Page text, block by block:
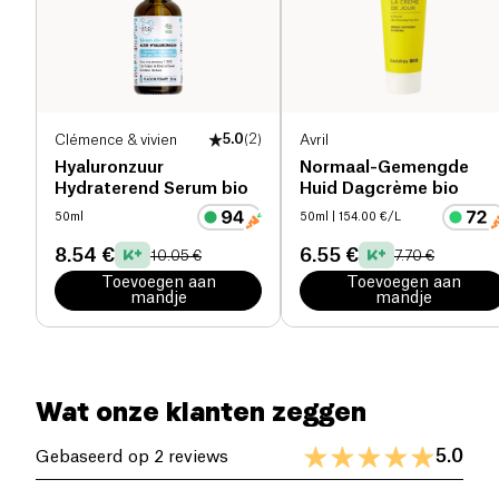
Clémence & vivien 5.0(2)
Hyaluronzuur
Hydraterend Serum bio
50ml
8.54 € 10.05 €
Toevoegen aan
mandje
Avril
Normaal-Gemengde
Huid Dagcrème bio
50ml | 154.00 €/L
6.55 € 7.70 €
Toevoegen aan
mandje
verminderen. Het geeft uw huid een boost. Uw
huid is in topvorm: stralend, egaal en glad!
Wat onze klanten zeggen
Gebaseerd op 2 reviews 5.0